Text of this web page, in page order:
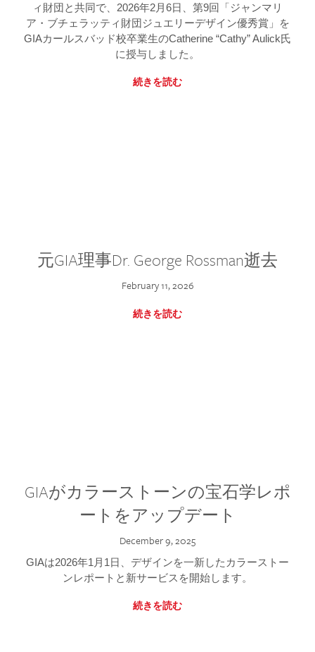
ィ財団と共同で、2026年2月6日、第9回「ジャンマリ
ア・ブチェラッティ財団ジュエリーデザイン優秀賞」を
GIAカールスバッド校卒業生のCatherine “Cathy” Aulick氏
に授与しました。
続きを読む
元GIA理事Dr. George Rossman逝去
February 11, 2026
続きを読む
GIAがカラーストーンの宝石学レポ
ートをアップデート
December 9, 2025
GIAは2026年1月1日、デザインを一新したカラーストー
ンレポートと新サービスを開始します。
続きを読む